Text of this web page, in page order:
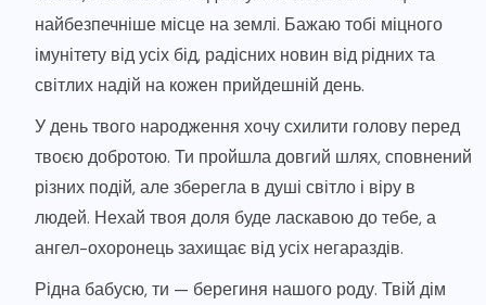
найбезпечніше місце на землі. Бажаю тобі міцного
імунітету від усіх бід, радісних новин від рідних та
світлих надій на кожен прийдешній день.
У день твого народження хочу схилити голову перед
твоєю добротою. Ти пройшла довгий шлях, сповнений
різних подій, але зберегла в душі світло і віру в
людей. Нехай твоя доля буде ласкавою до тебе, а
ангел-охоронець захищає від усіх негараздів.
Рідна бабусю, ти — берегиня нашого роду. Твій дім